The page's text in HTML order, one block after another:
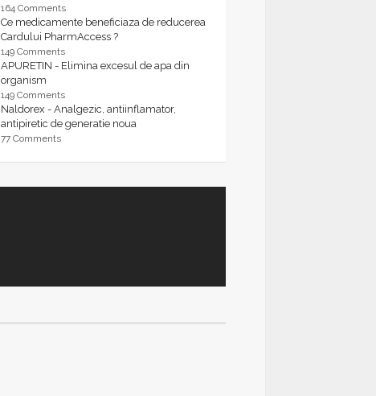
164 Comments
Ce medicamente beneficiaza de reducerea
Cardului PharmAccess ?
149 Comments
APURETIN - Elimina excesul de apa din
organism
149 Comments
Naldorex - Analgezic, antiinflamator,
antipiretic de generatie noua
77 Comments